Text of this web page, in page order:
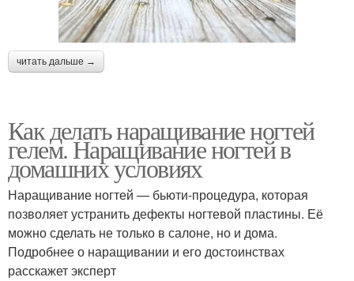
читать дальше →
Как делать наращивание ногтей
гелем. Наращивание ногтей в
домашних условиях
Наращивание ногтей — бьюти-процедура, которая
позволяет устранить дефекты ногтевой пластины. Её
можно сделать не только в салоне, но и дома.
Подробнее о наращивании и его достоинствах
расскажет эксперт